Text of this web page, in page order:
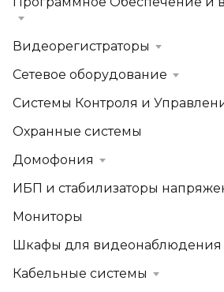
Видеорегистраторы
Сетевое оборудование
Системы Контроля и
Охранные системы
Домофония
ИБП и стабилизаторы
Мониторы
Шкафы для видеонаблюдения
Кабельные системы